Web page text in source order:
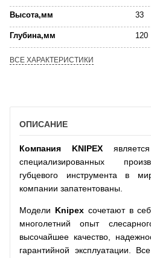
Высота,мм 33
Глубина,мм 120
ВСЕ ХАРАКТЕРИСТИКИ
ОПИСАНИЕ
Компания KNIPEX
специализированных
губцевого инструмента в
компании запатентованы.
Модели Knipexсочетают в
многолетний опыт
высочайшее качество,
гарантийной эксплуатации.